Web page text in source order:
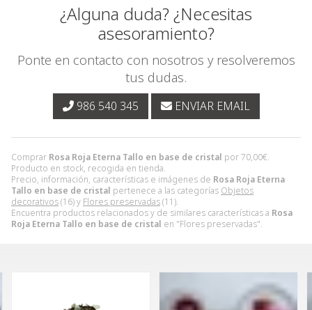
Comprar Rosa Roja Eterna Tallo en base de cristal por70,00€.
Producto en stock, recogida en tienda.
Precio, información, características e imágenes de Rosa Roja Eterna
Tallo en base de cristal pertenece a las categorías Objetos
decorativos(16) y Flores preservadas(11).
Encuentra productos relacionados y de similares características a Rosa
Roja Eterna Tallo en base de cristal en "Flores preservadas".
¿Alguna duda? ¿Necesitas
asesoramiento?
Ponte en contacto con nosotros y resolveremos
tus dudas.
986 540 345 ENVIAR EMAIL